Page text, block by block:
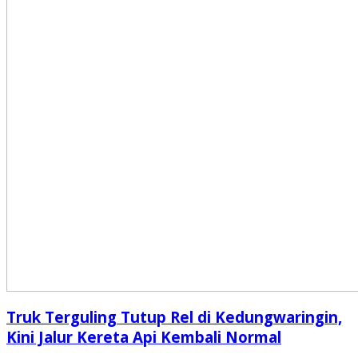
Truk Terguling Tutup Rel di Kedungwaringin,
Kini Jalur Kereta Api Kembali Normal